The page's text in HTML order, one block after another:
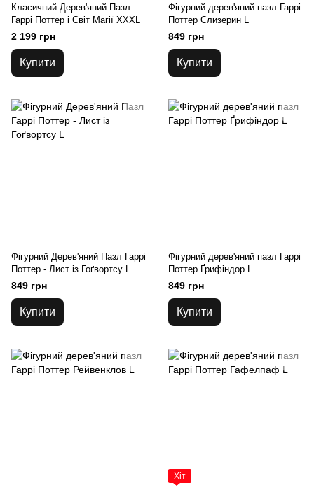
Класичний Дерев'яний Пазл
Гаррі Поттер і Світ Магії XXXL
2 199 грн
Купити
Фігурний дерев'яний пазл Гаррі
Поттер Слизерин L
849 грн
Купити
Фігурний Дерев'яний Пазл Гаррі
Поттер - Лист із Гоґвортсу L
849 грн
Купити
Фігурний дерев'яний пазл Гаррі
Поттер Ґрифіндор L
849 грн
Купити
Хіт